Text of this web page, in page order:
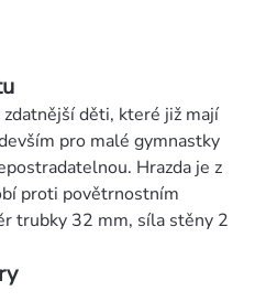
děti, které již mají
pro malé gymnastky
Hrazda je z
proti povětrnostním
trubky 32 mm, síla stěny 2